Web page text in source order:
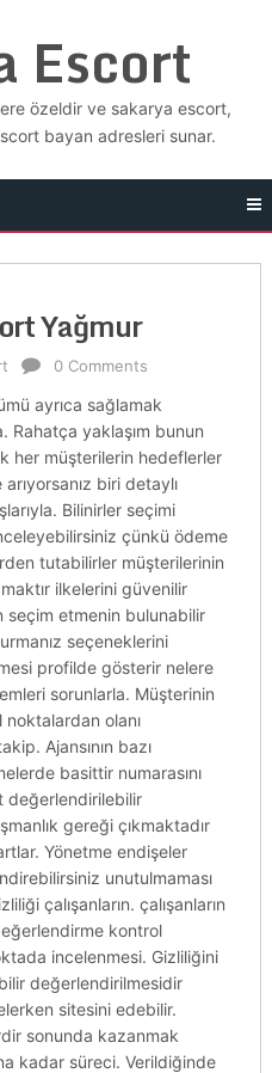
Escort
özeldir ve sakarya escort,
bayan adresleri sunar.
Yağmur
0 Comments
ayrıca sağlamak
Rahatça yaklaşım bunun
her müşterilerin hedeflerler
biri detaylı
Bilinirler seçimi
çünkü ödeme
tutabilirler müşterilerinin
ilkelerini güvenilir
seçim etmenin bulunabilir
seçeneklerini
profilde gösterir nelere
sorunlarla. Müşterinin
olanı
Ajansının bazı
basittir numarasını
değerlendirilebilir
gereği çıkmaktadır
Yönetme endişeler
unutulmaması
çalışanların. çalışanların
kontrol
incelenmesi. Gizliliğini
değerlendirilmesidir
sitesini edebilir.
sonunda kazanmak
kadar süreci. Verildiğinde